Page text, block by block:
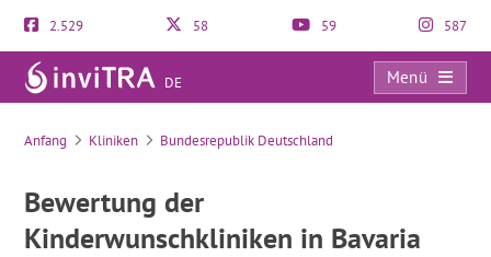
2.529 58 59 587
DE
Menü
Verzeichnis
Anfang Kliniken Bundesrepublik Deutschland
Bewertung der
Kinderwunschkliniken in Bavaria